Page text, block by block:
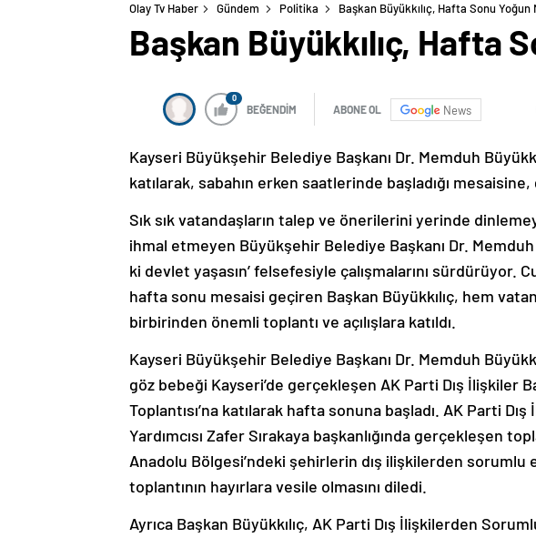
Olay Tv Haber Gündem Politika Başkan Büyükkılıç, Hafta Sonu Yoğun
Başkan Büyükkılıç, Hafta
0
BEĞENDİM ABONE OL News
Kayseri Büyükşehir Belediye Başkanı Dr. Memduh
katılarak, sabahın erken saatlerinde başladığı
Sık sık vatandaşların talep ve önerilerini yerinde
ihmal etmeyen Büyükşehir Belediye Başkanı Dr. Memduh
ki devlet yaşasın’ felsefesiyle çalışmalarını sürdürüyor.
hafta sonu mesaisi geçiren Başkan Büyükkılıç, hem
birbirinden önemli toplantı ve açılışlara katıldı.
Kayseri Büyükşehir Belediye Başkanı Dr. Memduh
göz bebeği Kayseri’de gerçekleşen AK Parti Dış İlişkiler
Toplantısı’na katılarak hafta sonuna başladı. AK Parti
Yardımcısı Zafer Sırakaya başkanlığında gerçekleşen
Anadolu Bölgesi’ndeki şehirlerin dış ilişkilerden
toplantının hayırlara vesile olmasını diledi.
Ayrıca Başkan Büyükkılıç, AK Parti Dış İlişkilerden